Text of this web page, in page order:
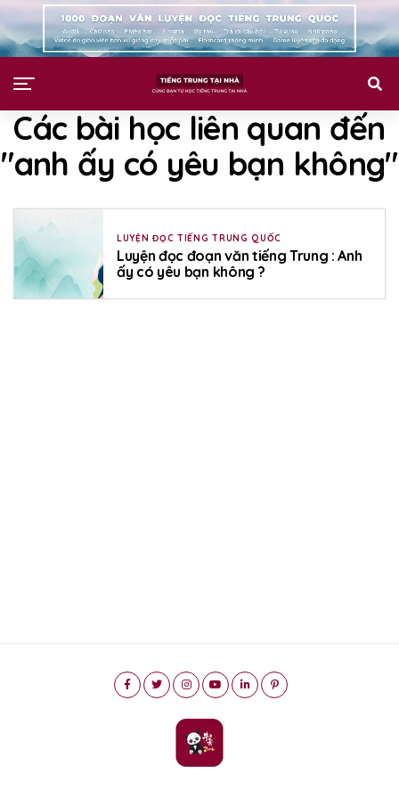
Các bài học liên quan đến
"anh ấy có yêu bạn không"
LUYỆN ĐỌC TIẾNG TRUNG QUỐC
Luyện đọc đoạn văn tiếng Trung : Anh
ấy có yêu bạn không ?